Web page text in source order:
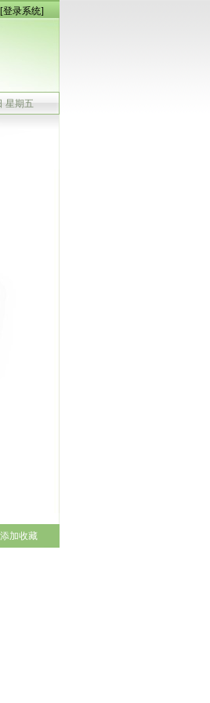
[登录系统]
星期五
添加收藏